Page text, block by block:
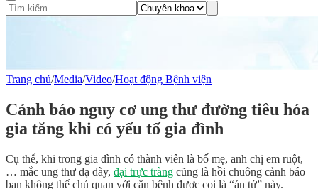
Trang chủ/Media/Video/Hoạt động Bệnh viện
Cảnh báo nguy cơ ung thư đường tiêu hóa
gia tăng khi có yếu tố gia đình
Cụ thể, khi trong gia đình có thành viên là bố mẹ, anh chị em ruột,
… mắc ung thư dạ dày, đại trực tràng cũng là hồi chuông cảnh báo
bạn không thể chủ quan với căn bệnh được coi là “án tử” này.